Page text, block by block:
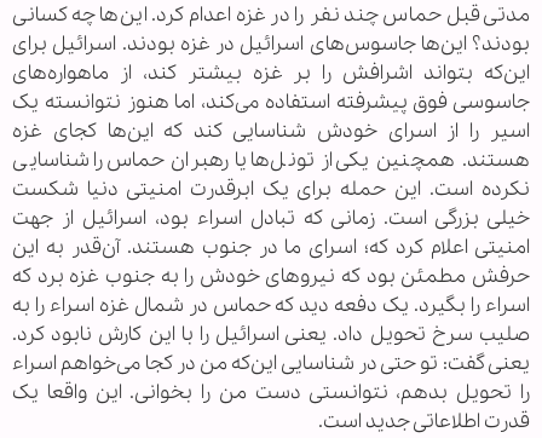
مدتی قبل حماس چند نفر را در غزه اعدام کرد. این‌ها چه کسانی
بودند؟ این‌ها جاسوس‌های اسرائیل در غزه بودند. اسرائیل برای
این‌که بتواند اشرافش را بر غزه بیشتر کند، از ماهواره‌های
جاسوسی فوق پیشرفته استفاده می‌کند، اما هنوز نتوانسته یک
اسیر را از اسرای خودش شناسایی کند که این‌ها کجای غزه
هستند. همچنین یکی از تونل‌ها یا رهبران حماس را شناسایی
نکرده است. این حمله برای یک ابرقدرت امنیتی دنیا شکست
خیلی بزرگی است. زمانی که تبادل اسراء بود، اسرائیل از جهت
امنیتی اعلام کرد که؛ اسرای ما در جنوب هستند. آن‌قدر به این
حرفش مطمئن بود که نیروهای خودش را به جنوب غزه برد که
اسراء را بگیرد. یک دفعه دید که حماس در شمال غزه اسراء را به
صلیب سرخ تحویل داد. یعنی اسرائیل را با این کارش نابود کرد.
یعنی گفت: تو حتی در شناسایی این‌که من در کجا می‌خواهم اسراء
را تحویل بدهم، نتوانستی دست من را بخوانی. این واقعا یک
قدرت اطلاعاتی جدید است.